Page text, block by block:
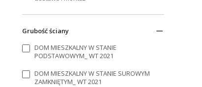
Grubość ściany
DOM MIESZKALNY W STANIE
PODSTAWOWYM_ WT 2021
DOM MIESZKALNY W STANIE SUROWYM
ZAMKNIĘTYM_ WT 2021